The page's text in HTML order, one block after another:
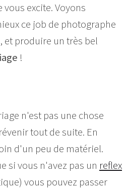
excite. Voyons
ce job de photographe
et produire un très bel
!
n'est pas une chose
tout de suite. En
d'un peu de matériel.
si vous n'avez pas un reflex
vous pouvez passer